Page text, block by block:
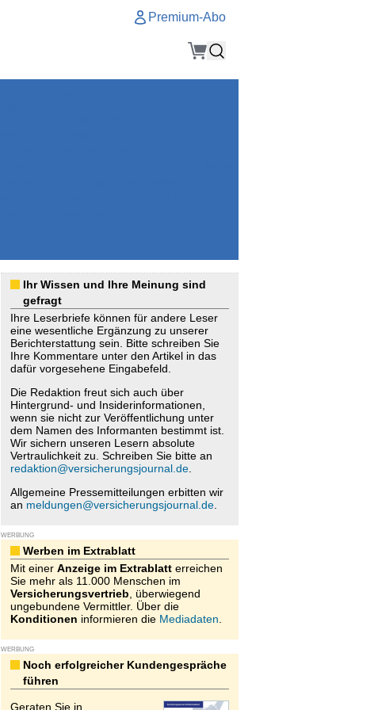
Premium-Abo
Ihr Wissen und Ihre Meinung sind
gefragt
Ihre Leserbriefe können für andere Leser
eine wesentliche Ergänzung zu unserer
Berichterstattung sein. Bitte schreiben Sie
Ihre Kommentare unter den Artikel in das
dafür vorgesehene Eingabefeld.
Die Redaktion freut sich auch über
Hintergrund- und Insiderinformationen,
wenn sie nicht zur Veröffentlichung unter
dem Namen des Informanten bestimmt ist.
Wir sichern unseren Lesern absolute
Vertraulichkeit zu. Schreiben Sie bitte an
redaktion@versicherungsjournal.de.
Allgemeine Pressemitteilungen erbitten wir
an meldungen@versicherungsjournal.de.
WERBUNG
Werben im Extrablatt
Mit einer Anzeige im Extrablatterreichen
Sie mehr als 11.000 Menschen im
Versicherungsvertrieb , überwiegend
ungebundene Vermittler. Über die
Konditionen informieren die Mediadaten
WERBUNG
Noch erfolgreicher Kundengespräche
führen
Geraten Sie in